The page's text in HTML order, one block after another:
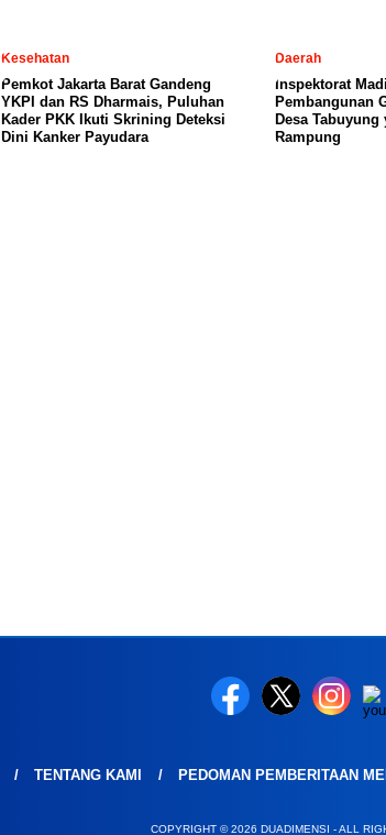
Kesehatan
Pemkot Jakarta Barat Gandeng
YKPI dan RS Dharmais, Puluhan
Kader PKK Ikuti Skrining Deteksi
Dini Kanker Payudara
Daerah
Inspektorat
Pembangunan
Desa Tabuyung
Rampung
TENTANG KAMI PEDOMAN PEMBERITAAN
COPYRIGHT © 2026 DUADIMENSI - ALL